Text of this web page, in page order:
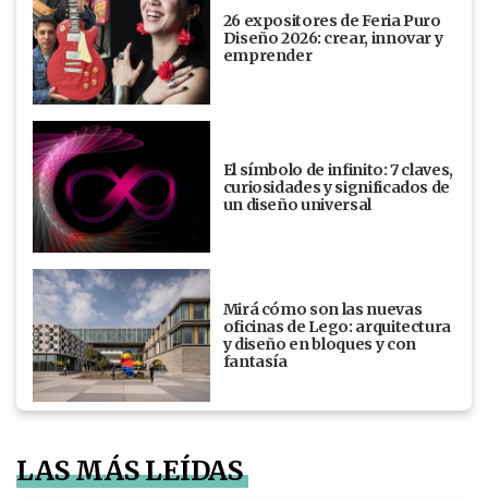
26 expositores de Feria Puro
Diseño 2026: crear, innovar y
emprender
El símbolo de infinito: 7 claves,
curiosidades y significados de
un diseño universal
Mirá cómo son las nuevas
oficinas de Lego: arquitectura
y diseño en bloques y con
fantasía
LAS MÁS LEÍDAS